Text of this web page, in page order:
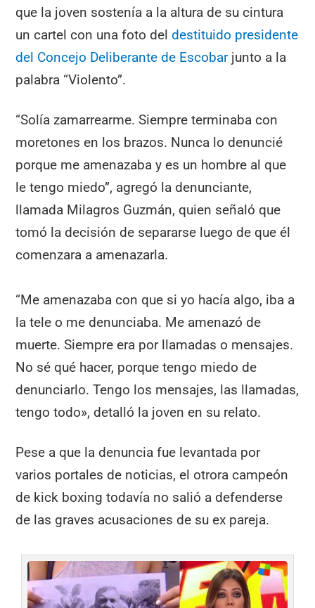
que la joven sostenía a la altura de su cintura
un cartel con una foto deldestituido presidente
del Concejo Deliberante de Escobarjunto a la
palabra “Violento”.
“Solía zamarrearme. Siempre terminaba con
moretones en los brazos. Nunca lo denuncié
porque me amenazaba y es un hombre al que
le tengo miedo”, agregó la denunciante,
llamada Milagros Guzmán, quien señaló que
tomó la decisión de separarse luego de que él
comenzara a amenazarla.
“Me amenazaba con que si yo hacía algo, iba a
la tele o me denunciaba. Me amenazó de
muerte. Siempre era por llamadas o mensajes.
No sé qué hacer, porque tengo miedo de
denunciarlo. Tengo los mensajes, las llamadas,
tengo todo», detalló la joven en su relato.
Pese a que la denuncia fue levantada por
varios portales de noticias, el otrora campeón
de kick boxing todavía no salió a defenderse
de las graves acusaciones de su ex pareja.